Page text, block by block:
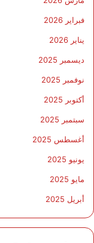
فبراير 2026
يناير 2026
ديسمبر 2025
نوفمبر 2025
أكتوبر 2025
سبتمبر 2025
أغسطس 2025
يونيو 2025
مايو 2025
أبريل 2025